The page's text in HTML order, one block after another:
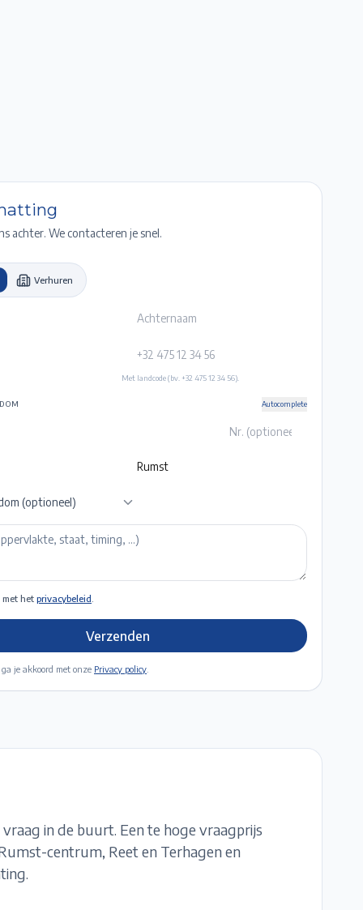
achter. We contacteren je snel.
Verhuren
Met landcode (bv. +32 475 12 34 56).
Autocomplete
(optioneel)
met het privacybeleid
Verzenden
je akkoord met onze Privacy policy
in de buurt. Een te hoge vraagprijs
centrum, Reet en Terhagenen